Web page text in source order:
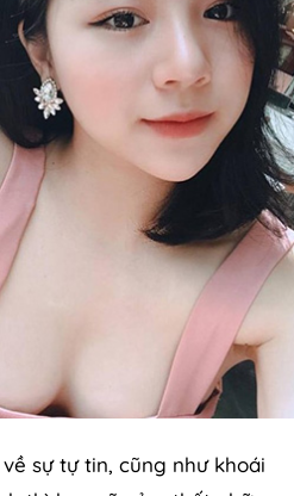
sự tự tin, cũng như khoái